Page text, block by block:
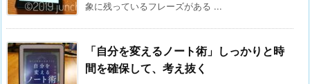
象に残っているフレーズがある ...
「自分を変えるノート術」しっかりと時
間を確保して、考え抜く